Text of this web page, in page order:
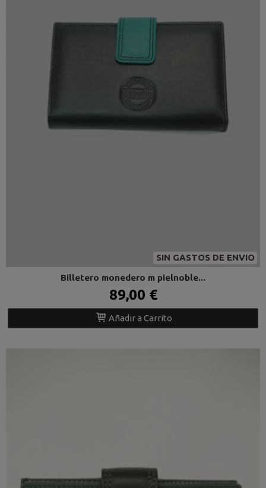
SIN GASTOS DE ENVIO
Billetero monedero m pielnoble...
89,00 €
Añadir a Carrito